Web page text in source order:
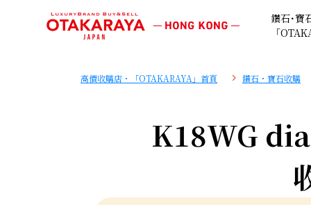
鑽石･寶
「
高價收購店・「OTAKARAYA」首頁 鑽石・寶石收購
K18WG